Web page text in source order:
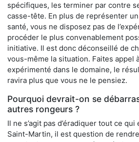
spécifiques, les terminer par contre
casse-tête. En plus de représenter
santé, vous ne disposez pas de
procéder le plus convenablement
initiative. Il est donc déconseillé de
vous-même la situation. Faites appel
expérimenté dans le domaine, le
ravira plus que vous ne le pensiez.
Pourquoi devrait-on se
autres rongeurs ?
Il ne s’agit pas d’éradiquer tout ce
Saint-Martin, il est question de